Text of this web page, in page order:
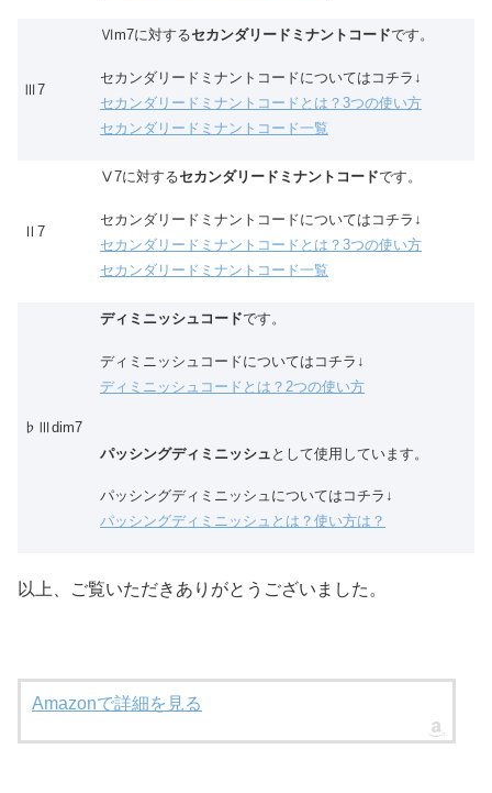
Ⅲ7
Ⅵm7に対するセカンダリードミナントコードです。
セカンダリードミナントコードについてはコチラ↓
セカンダリードミナントコードとは？3つの使い方
セカンダリードミナントコード一覧
Ⅱ7
Ⅴ7に対するセカンダリードミナントコードです。
セカンダリードミナントコードについてはコチラ↓
セカンダリードミナントコードとは？3つの使い方
セカンダリードミナントコード一覧
♭Ⅲdim7
ディミニッシュコードです。
ディミニッシュコードについてはコチラ↓
ディミニッシュコードとは？2つの使い方
パッシングディミニッシュ として使用しています。
パッシングディミニッシュについてはコチラ↓
パッシングディミニッシュとは？使い方は？
以上、ご覧いただきありがとうございました。
Amazonで詳細を見る